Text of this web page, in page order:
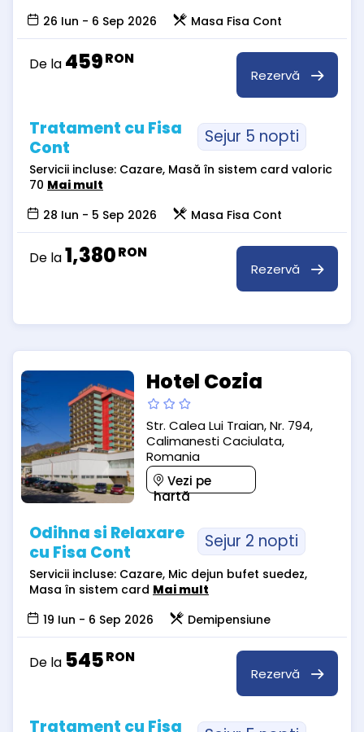
26 Iun - 6 Sep 2026
Masa Fisa Cont
De la 459RON
Rezervă
Tratament cu Fisa
Cont
Sejur 5 nopti
Servicii incluse: Cazare, Masă în sistem card valoric
70 Mai mult
28 Iun - 5 Sep 2026
Masa Fisa Cont
De la1,380RON
Rezervă
Hotel Cozia
Str. Calea Lui Traian, Nr. 794,
Calimanesti Caciulata,
Romania
Vezi pe
hartă
Odihna si Relaxare
cu Fisa Cont
Sejur 2 nopti
Servicii incluse: Cazare, Mic dejun bufet suedez,
Masa în sistem card Mai mult
19 Iun - 6 Sep 2026
Demipensiune
De la 545RON
Rezervă
Tratament cu Fisa